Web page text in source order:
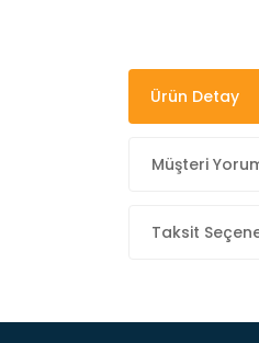
Ürün Detay
Müşteri
Taksit